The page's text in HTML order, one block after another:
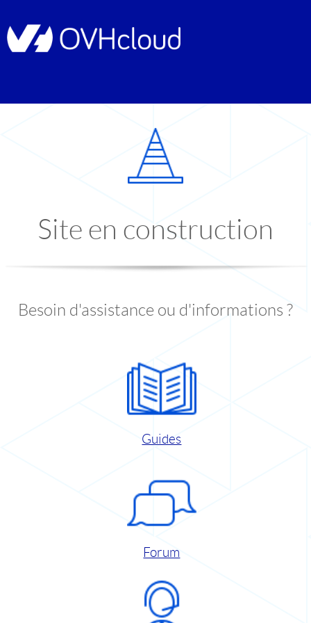
Site en construction
Besoin d'assistance ou d'informations ?
Guides
Forum